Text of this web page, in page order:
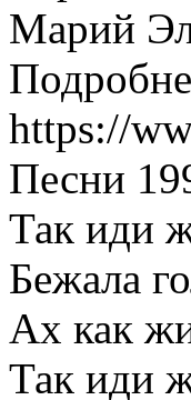
Марий
https://
Песни
Так иди
Бежала
Ах как
Так иди